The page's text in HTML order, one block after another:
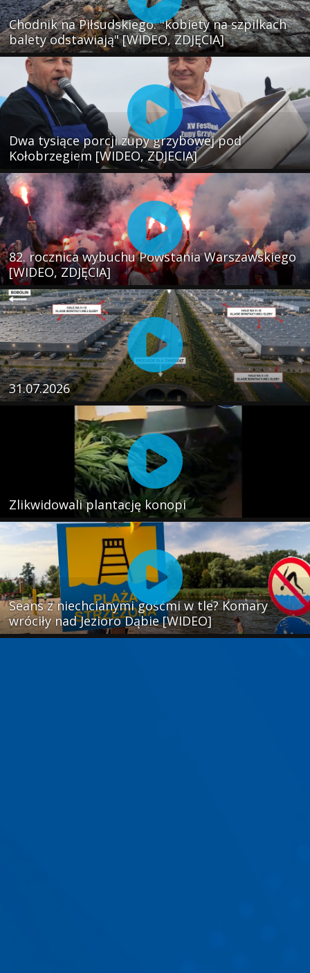
Chodnik na Piłsudskiego: "kobiety na szpilkach
balety odstawiają" [WIDEO, ZDJĘCIA]
Dwa tysiące porcji zupy grzybowej pod
Kołobrzegiem [WIDEO, ZDJECIA]
82. rocznica wybuchu Powstania Warszawskiego
[WIDEO, ZDJĘCIA]
31.07.2026
Zlikwidowali plantację konopi
Seans z niechcianymi gośćmi w tle? Komary
wróciły nad Jezioro Dąbie [WIDEO]